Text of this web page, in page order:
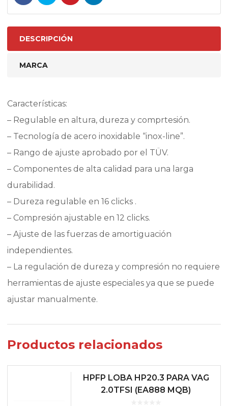
DESCRIPCIÓN
MARCA
Características:
– Regulable en altura, dureza y comprtesión.
– Tecnología de acero inoxidable “inox-line”.
– Rango de ajuste aprobado por el TÜV.
– Componentes de alta calidad para una larga
durabilidad.
– Dureza regulable en 16 clicks .
– Compresión ajustable en 12 clicks.
– Ajuste de las fuerzas de amortiguación
independientes.
– La regulación de dureza y compresión no requiere
herramientas de ajuste especiales ya que se puede
ajustar manualmente.
Productos relacionados
HPFP LOBA HP20.3 PARA VAG
2.0TFSI (EA888 MQB)